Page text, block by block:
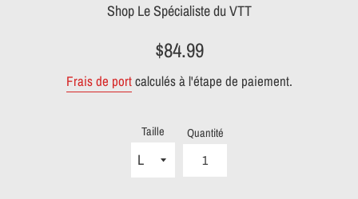
Shop Le Spécialiste du VTT
Prix
$84.99
Frais de portcalculés à l'étape de paiement.
Taille Quantité